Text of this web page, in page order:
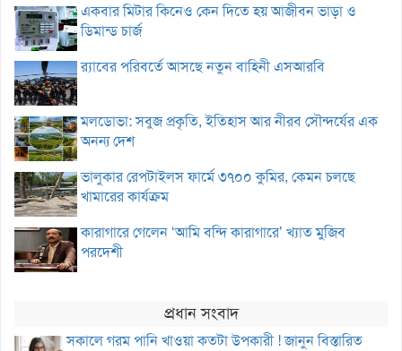
একবার মিটার কিনেও কেন দিতে হয় আজীবন ভাড়া ও
ডিমান্ড চার্জ
র‌্যাবের পরিবর্তে আসছে নতুন বাহিনী এসআরবি
মলডোভা: সবুজ প্রকৃতি, ইতিহাস আর নীরব সৌন্দর্যের এক
অনন্য দেশ
ভালুকার রেপটাইলস ফার্মে ৩৭০০ কুমির, কেমন চলছে
খামারের কার্যক্রম
কারাগারে গেলেন ‘আমি বন্দি কারাগারে’ খ্যাত মুজিব
পরদেশী
প্রধান সংবাদ
সকালে গরম পানি খাওয়া কতটা উপকারী ! জানুন বিস্তারিত